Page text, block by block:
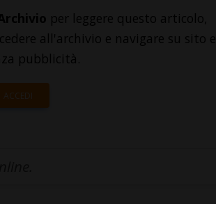
per leggere questo articolo,
all'archivio e navigare su sito e
pubblicità.
ACCEDI